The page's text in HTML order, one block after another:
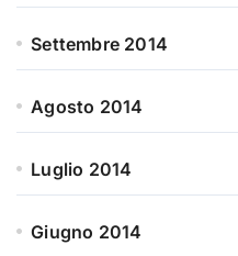
Settembre 2014
Agosto 2014
Luglio 2014
Giugno 2014